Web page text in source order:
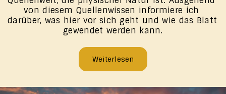
von diesem Quellenwissen informiere ich
darüber, was hier vor sich geht und wie das Blatt
gewendet werden kann.
Weiterlesen